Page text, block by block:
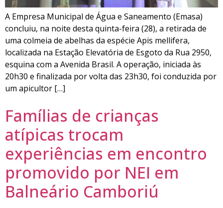
A Empresa Municipal de Água e Saneamento (Emasa)
concluiu, na noite desta quinta-feira (28), a retirada de
uma colmeia de abelhas da espécie Apis mellifera,
localizada na Estação Elevatória de Esgoto da Rua 2950,
esquina com a Avenida Brasil. A operação, iniciada às
20h30 e finalizada por volta das 23h30, foi conduzida por
um apicultor […]
Famílias de crianças
atípicas trocam
experiências em encontro
promovido por NEI em
Balneário Camboriú